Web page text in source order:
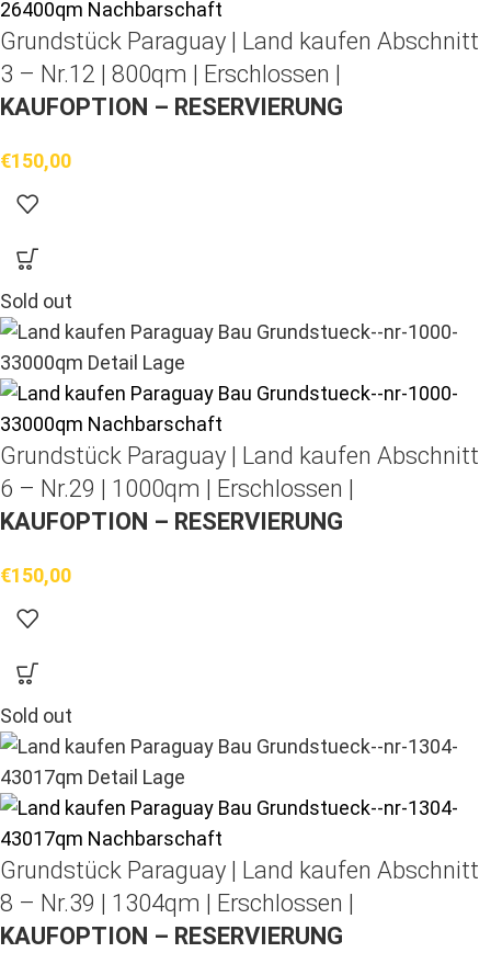
Grundstück Paraguay | Land kaufen Abschnitt
3 – Nr.12 | 800qm | Erschlossen |
KAUFOPTION – RESERVIERUNG
€150,00
Sold out
Grundstück Paraguay | Land kaufen Abschnitt
6 – Nr.29 | 1000qm | Erschlossen |
KAUFOPTION – RESERVIERUNG
€150,00
Sold out
Grundstück Paraguay | Land kaufen Abschnitt
8 – Nr.39 | 1304qm | Erschlossen |
KAUFOPTION – RESERVIERUNG